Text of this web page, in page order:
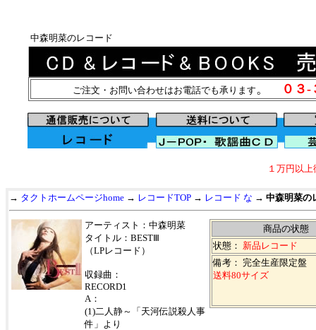
中森明菜のレコード
ご注文・お問い合わせはお電話でも承ります。 ０３
１万円以
→ タクトホームページhome → レコードTOP → レコード な → 中森明菜の
アーティスト：中森明菜
タイトル：BESTⅢ
（LPレコード）
収録曲：
RECORD1
A：
(1)二人静～「天河伝説殺人事
件」より
商品の状態
状態： 新品レコード
備考： 完全生産限定盤
送料80サイズ